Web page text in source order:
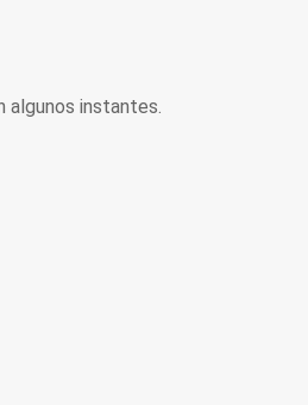
algunos instantes.